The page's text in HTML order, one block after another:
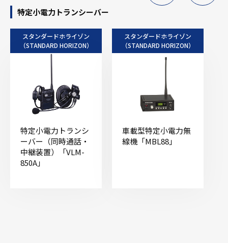
特定小電力トランシーバー
スタンダードホライゾン
（STANDARD HORIZON）
特定小電力トランシ
ーバー（同時通話・
中継装置）「VLM-
850A」
スタンダードホライゾン
（STANDARD HORIZON）
車載型特定小電力無
線機「MBL88」